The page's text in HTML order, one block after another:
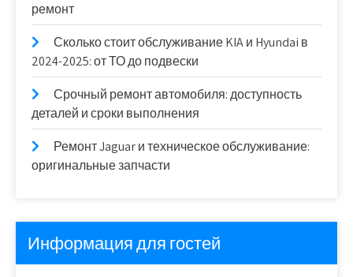
ремонт
Сколько стоит обслуживание KIA и Hyundai в
2024-2025: от ТО до подвески
Срочный ремонт автомобиля: доступность
деталей и сроки выполнения
Ремонт Jaguar и техническое обслуживание:
оригинальные запчасти
Информация для гостей